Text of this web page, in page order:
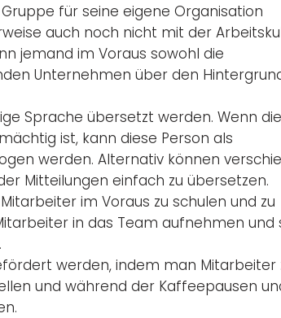
für seine eigene Organisation
auch noch nicht mit der
jemand im Voraus sowohl die
Unternehmen über den
Sprache übersetzt werden. Wenn die
ist, kann diese Person als
werden. Alternativ können
Mitteilungen einfach zu übersetzen.
im Voraus zu schulen und zu
in das Team aufnehmen und
werden, indem man Mitarbeiter
und während der Kaffeepausen